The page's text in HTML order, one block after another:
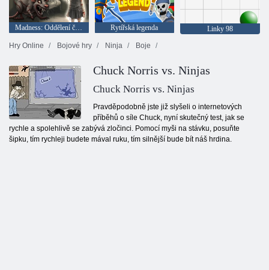
Madness: Oddělení číslo 6 Rytířská legenda
Linky 98
Hry Online
Bojové hry Ninja Boje
Chuck Norris vs. Ninjas
Chuck Norris vs. Ninjas
Pravděpodobně jste již slyšeli o internetových
příběhů o síle Chuck, nyní skutečný test, jak se
rychle a spolehlivě se zabývá zločinci. Pomocí myši na stávku, posuňte
šipku, tím rychleji budete mával ruku, tím silnější bude bít náš hrdina.